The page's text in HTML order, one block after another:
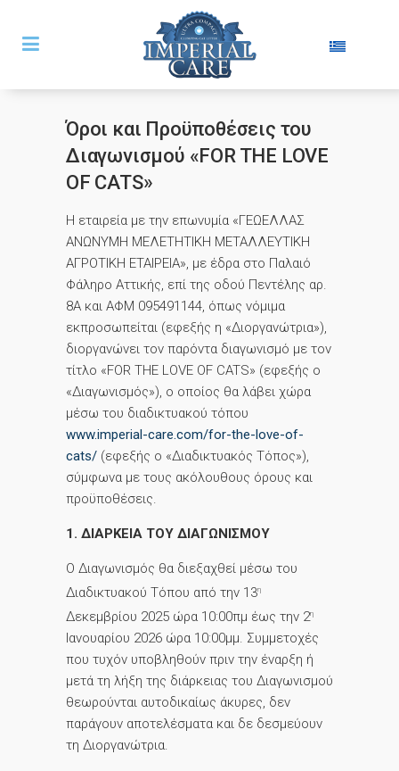
Όροι και Προϋποθέσεις του
Διαγωνισμού «FOR THE LOVE
OF CATS»
Η εταιρεία με την επωνυμία «ΓΕΩΕΛΛΑΣ
ΑΝΩΝΥΜΗ ΜΕΛΕΤΗΤΙΚΗ ΜΕΤΑΛΛΕΥΤΙΚΗ
ΑΓΡΟΤΙΚΗ ΕΤΑΙΡΕΙΑ», με έδρα στο Παλαιό
Φάληρο Αττικής, επί της οδού Πεντέλης αρ.
8Α και ΑΦΜ 095491144, όπως νόμιμα
εκπροσωπείται (εφεξής η «Διοργανώτρια»),
διοργανώνει τον παρόντα διαγωνισμό με τον
τίτλο «FOR THE LOVE OF CATS» (εφεξής ο
«Διαγωνισμός»), o οποίος θα λάβει χώρα
μέσω του διαδικτυακού τόπου
www.imperial-care.com/for-the-love-of-
cats/ (εφεξής ο «Διαδικτυακός Τόπος»),
σύμφωνα με τους ακόλουθους όρους και
προϋποθέσεις.
1. ΔΙΑΡΚΕΙΑ ΤΟΥ ΔΙΑΓΩΝΙΣΜΟΥ
Ο Διαγωνισμός θα διεξαχθεί μέσω του
Διαδικτυακού Τόπου από την 13η
Δεκεμβρίου 2025 ώρα 10:00πμ έως την 2η
Ιανουαρίου 2026 ώρα 10:00μμ. Συμμετοχές
που τυχόν υποβληθούν πριν την έναρξη ή
μετά τη λήξη της διάρκειας του Διαγωνισμού
θεωρούνται αυτοδικαίως άκυρες, δεν
παράγουν αποτελέσματα και δε δεσμεύουν
τη Διοργανώτρια.